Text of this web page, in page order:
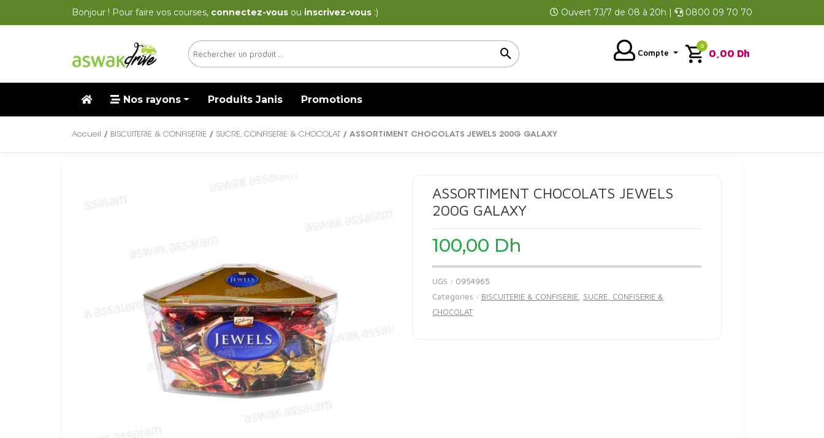
Bonjour ! Pour faire vos courses, connectez-vous ou inscrivez-vous :) Ouvert 7J/7 de 08 à 20h | 0800 09 70 70
Compte 0,00 Dh
0
Nos rayons Produits Janis Promotions
Accueil / BISCUITERIE & CONFISERIE / SUCRE, CONFISERIE & CHOCOLAT / ASSORTIMENT CHOCOLATS JEWELS 200G GALAXY
ASSORTIMENT CHOCOLATS JEWELS
200G GALAXY
100,00 Dh
UGS : 0954965
Catégories : BISCUITERIE & CONFISERIE, SUCRE, CONFISERIE &
CHOCOLAT